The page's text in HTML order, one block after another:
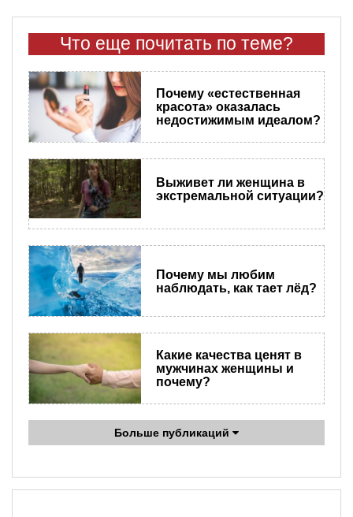
Что еще почитать по теме?
Почему «естественная
красота» оказалась
недостижимым идеалом?
Выживет ли женщина в
экстремальной ситуации?
Почему мы любим
наблюдать, как тает лёд?
Какие качества ценят в
мужчинах женщины и
почему?
Больше публикаций